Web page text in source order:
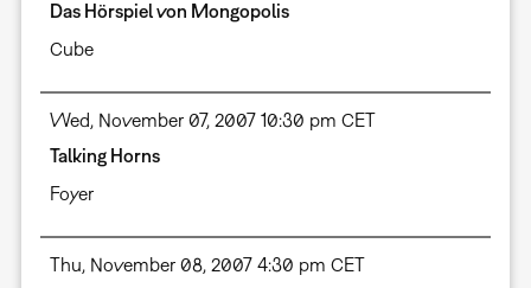
Das Hörspiel von Mongopolis
Cube
Wed, November 07, 2007 10:30 pm CET
Talking Horns
Foyer
Thu, November 08, 2007 4:30 pm CET